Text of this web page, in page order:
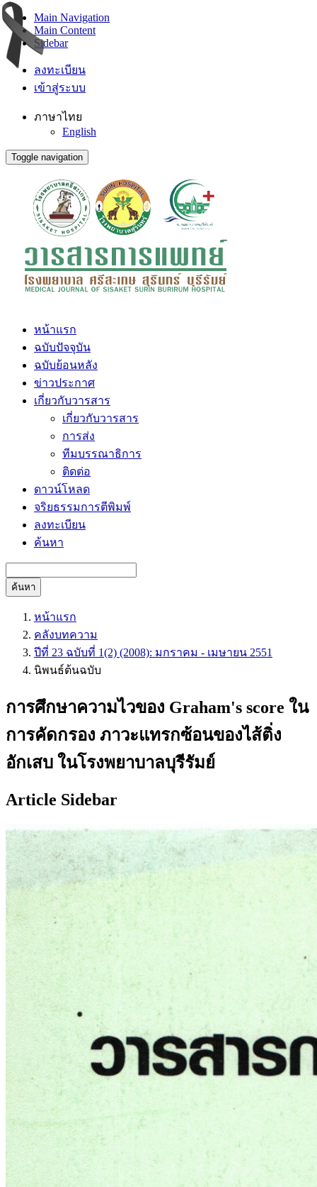
Main Navigation
Main Content
Sidebar
ลงทะเบียน
เข้าสู่ระบบ
ภาษาไทย
English
Toggle navigation
หน้าแรก
ฉบับปัจจุบัน
ฉบับย้อนหลัง
ข่าวประกาศ
เกี่ยวกับวารสาร
เกี่ยวกับวารสาร
การส่ง
ทีมบรรณาธิการ
ติดต่อ
ดาวน์โหลด
จริยธรรมการตีพิมพ์
ลงทะเบียน
ค้นหา
ค้นหา
หน้าแรก
คลังบทความ
ปีที่ 23 ฉบับที่ 1(2) (2008): มกราคม - เมษายน 2551
นิพนธ์ต้นฉบับ
การศึกษาความไวของ Graham's score ใน
การคัดกรอง ภาวะแทรกซ้อนของไส้ติ่ง
อักเสบ ในโรงพยาบาลบุรีรัมย์
Article Sidebar